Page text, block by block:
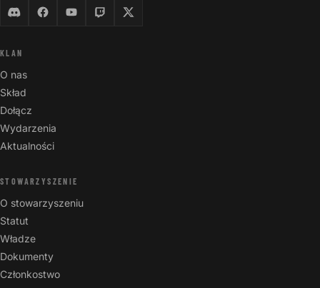
KLAN
O nas
Skład
Dołącz
Wydarzenia
Aktualności
STOWARZYSZENIE
O stowarzyszeniu
Statut
Władze
Dokumenty
Członkostwo